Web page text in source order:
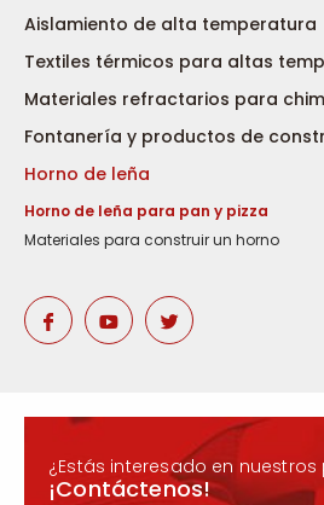
Aislamiento de alta temperatura
Textiles térmicos para altas
Materiales refractarios para
Fontanería y productos de
Horno de leña
Horno de leña para pan y pizza
Materiales para construir un horno
¿Estás interesado en
¡Contáctenos!